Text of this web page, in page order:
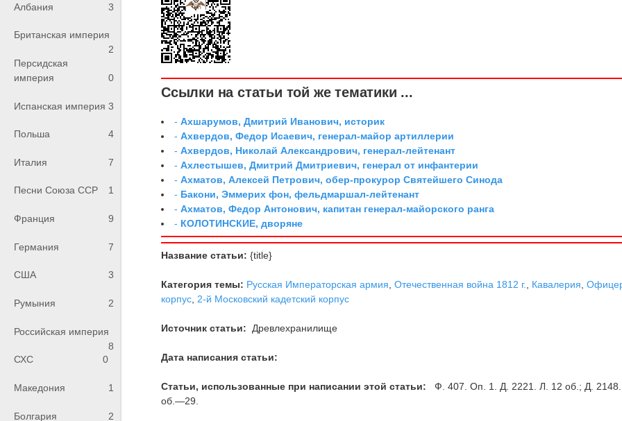
Албания 3
Британская империя
2
Персидская
империя
0
Испанская империя 3
Польша 4
Италия 7
Песни Союза ССР 1
Франция 9
Германия 7
США 3
Румыния 2
Российская империя
8
СХС
0
Македония 1
Болгария 2
Ссылки на статьи той же тематики ...
-Ахшарумов, Дмитрий Иванович, историк
-Ахвердов, Федор Исаевич, генерал-майор артиллерии
-Ахвердов, Николай Александрович, генерал-лейтенант
-Ахлестышев, Дмитрий Дмитриевич, генерал от инфантерии
-Ахматов, Алексей Петрович, обер-прокурор Святейшего Синода
- Бакони, Эммерих фон, фельдмаршал-лейтенант
-Ахматов, Федор Антонович, капитан генерал-майорского ранга
- КОЛОТИНСКИЕ, дворяне
Название статьи: {title}
Категория темы: Русская Императорская армия ,Отечественная война 1812 г. Кавалерия ,
корпус 2-й Московский кадетский корпус
Источник статьи: Древлехранилище
Дата написания статьи:
Статьи, использованные при написании этой статьи:
Ф. 407. Оп. 1. Д. 2221. Л. 12 об.; Д.
об.—29.